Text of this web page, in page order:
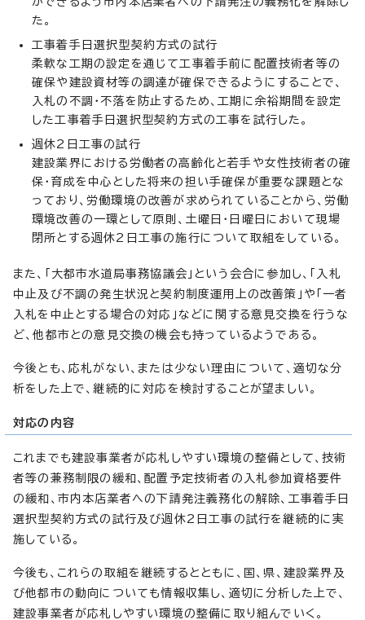
た。
工事着手日選択型契約方式の試行
柔軟な工期の設定を通じて工事着手前に配置技術者等の
確保や建設資材等の調達が確保できるようにすることで、
入札の不調・不落を防止するため、工期に余裕期間を設定
した工事着手日選択型契約方式の工事を試行した。
週休2日工事の試行
建設業界における労働者の高齢化と若手や女性技術者の確
保・育成を中心とした将来の担い手確保が重要な課題とな
っており、労働環境の改善が求められていることから、労働
環境改善の一環として原則、土曜日・日曜日において現場
閉所とする週休2日工事の施行について取組をしている。
また、「大都市水道局事務協議会」という会合に参加し、「入札
中止及び不調の発生状況と契約制度運用上の改善策」や「一者
入札を中止とする場合の対応」などに関する意見交換を行うな
ど、他都市との意見交換の機会も持っているようである。
今後とも、応札がない、または少ない理由について、適切な分
析をした上で、継続的に対応を検討することが望ましい。
対応の内容
これまでも建設事業者が応札しやすい環境の整備として、技術
者等の兼務制限の緩和、配置予定技術者の入札参加資格要件
の緩和、市内本店業者への下請発注義務化の解除、工事着手日
選択型契約方式の試行及び週休2日工事の試行を継続的に実
施している。
今後も、これらの取組を継続するとともに、国、県、建設業界及
び他都市の動向についても情報収集し、適切に分析した上で、
建設事業者が応札しやすい環境の整備に取り組んでいく。